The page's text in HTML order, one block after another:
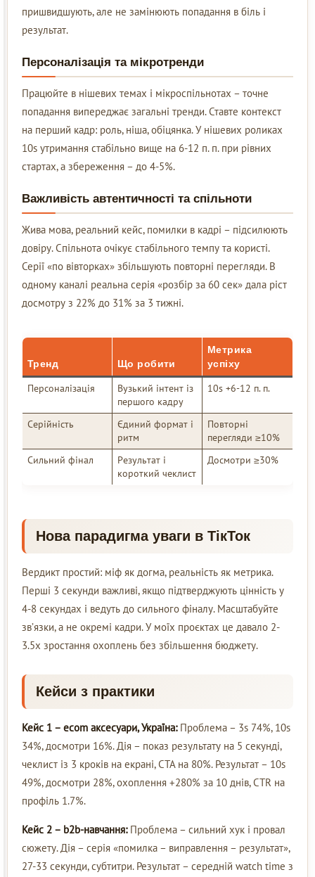
пришвидшують, але не замінюють попадання в біль і
результат.
Персоналізація та мікротренди
Працюйте в нішевих темах і мікроспільнотах – точне
попадання випереджає загальні тренди. Ставте контекст
на перший кадр: роль, ніша, обіцянка. У нішевих роликах
10s утримання стабільно вище на 6-12 п. п. при рівних
стартах, а збереження – до 4-5%.
Важливість автентичності та спільноти
Жива мова, реальний кейс, помилки в кадрі – підсилюють
довіру. Спільнота очікує стабільного темпу та користі.
Серії «по вівторках» збільшують повторні перегляди. В
одному каналі реальна серія «розбір за 60 сек» дала ріст
досмотру з 22% до 31% за 3 тижні.
Тренд Що робити
Метрика
успіху
Персоналізація
Вузький інтент із
першого кадру
10s +6-12 п. п.
Серійність
Єдиний формат і
ритм
Повторні
перегляди ≥10%
Сильний фінал
Результат і
короткий чеклист
Досмотри ≥30%
Нова парадигма уваги в ТікТок
Вердикт простий: міф як догма, реальність як метрика.
Перші 3 секунди важливі, якщо підтверджують цінність у
4-8 секундах і ведуть до сильного фіналу. Масштабуйте
зв’язки, а не окремі кадри. У моїх проєктах це давало 2-
3.5x зростання охоплень без збільшення бюджету.
Кейси з практики
Кейс 1 – ecom аксесуари, Україна:Проблема – 3s 74%, 10s
34%, досмотри 16%. Дія – показ результату на 5 секунді,
чеклист із 3 кроків на екрані, CTA на 80%. Результат – 10s
49%, досмотри 28%, охоплення +280% за 10 днів, CTR на
профіль 1.7%.
Кейс 2 – b2b-навчання:Проблема – сильний хук і провал
сюжету. Дія – серія «помилка – виправлення – результат»,
27-33 секунди, субтитри. Результат – середній watch time з